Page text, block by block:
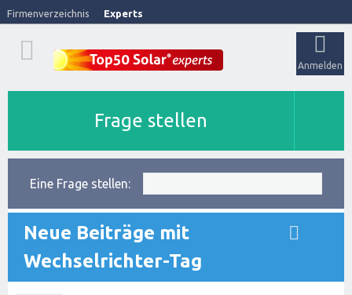
Firmenverzeichnis Experts
Anmelden
Frage stellen
Eine Frage stellen:
Neue Beiträge mit
Wechselrichter-Tag